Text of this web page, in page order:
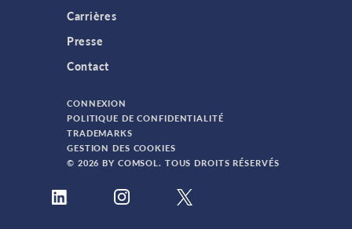
Carrières
Presse
Contact
CONNEXION
POLITIQUE DE CONFIDENTIALITÉ
TRADEMARKS
GESTION DES COOKIES
© 2026 BY COMSOL. TOUS DROITS RÉSERVÉS